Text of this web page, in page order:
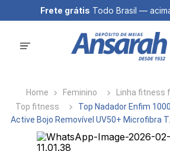
Frete grátis Todo Brasil —
Feminino
Linha fitness
Top fitness
Top Nadador Enfim
Active Bojo Removível UV50+ Microfibra